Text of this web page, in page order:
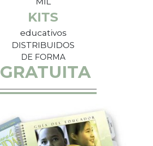
KITS
educativos
DISTRIBUIDOS
DE FORMA
GRATUITA